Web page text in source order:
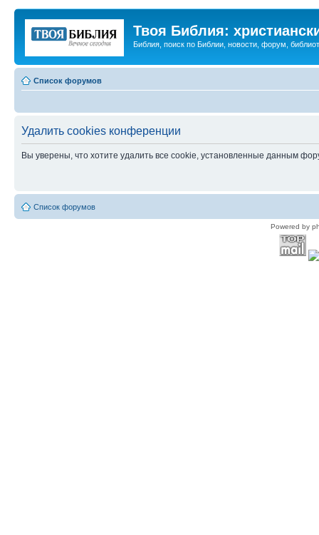
Твоя Библия:
Библия, поиск по Библии, новости, форум,
Список форумов
Удалить cookies конференции
Вы уверены, что хотите удалить все cookie, установленные данным
Список форумов
Powered by